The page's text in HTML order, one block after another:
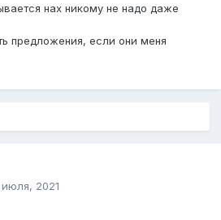
нах никому не надо даже
предложения, если они меня
июля, 2021